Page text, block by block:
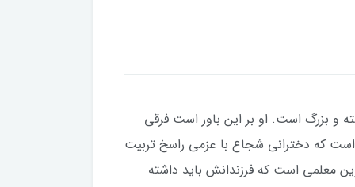
و بزرگ است. او بر این باور است فرقی
است که دخترانی شجاع با عزمی راسخ تربیت
معلمی است که فرزندانش باید داشته